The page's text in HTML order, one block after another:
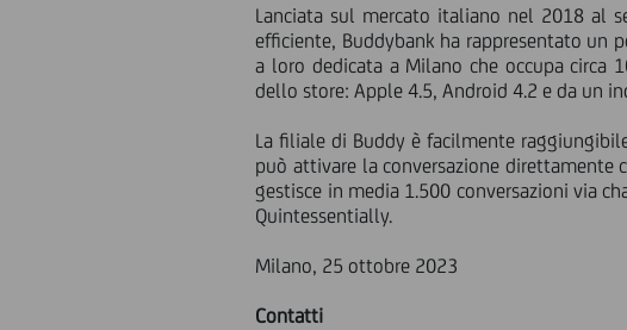
Lanciata sul mercato italiano nel 2018 al
efficiente, Buddybank ha rappresentato un
a loro dedicata a Milano che occupa circa
dello store: Apple 4.5, Android 4.2 e da un
La filiale di Buddy è facilmente
può attivare la conversazione direttamente
gestisce in media 1.500 conversazioni via
Quintessentially.
Milano, 25 ottobre 2023
Contatti